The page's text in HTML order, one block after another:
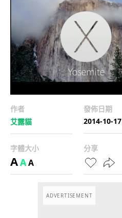
作者
艾露貓
發佈日期
2014-10-17
字體大小
AAA
分享
ADVERTISEMENT